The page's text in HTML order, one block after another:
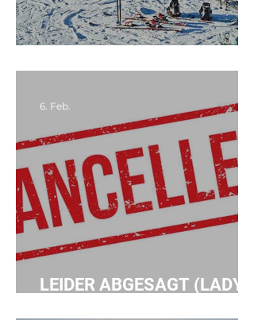
LEIDER ABGESAGT (LADY's
6. Feb.